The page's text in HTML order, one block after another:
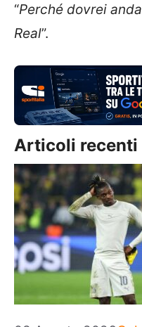
“Perché dovrei
Real”.
Articoli recenti